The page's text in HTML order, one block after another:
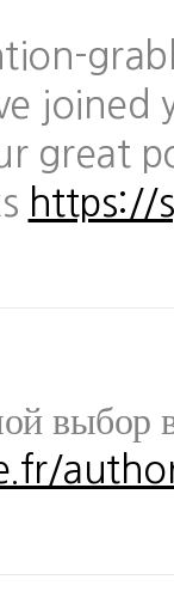
joined
great
https://
выбор